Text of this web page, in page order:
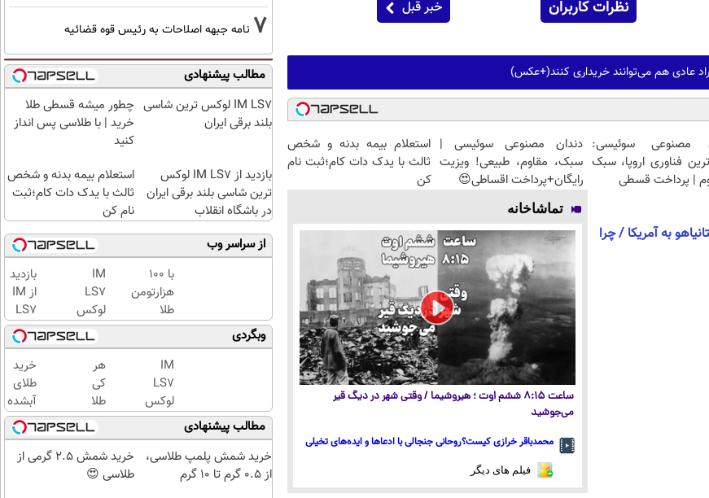
نظرات کاربران خبر قبل
عادی هم می‌توانند خریداری کنند(+عکس)
مصنوعی سوئیسی:
فناوری اروپا، سبک
| پرداخت قسطی
دندان مصنوعی سوئیسی |
سبک، مقاوم، طبیعی! ویزیت
رایگان+پرداخت اقساطی😍
استعلام بیمه بدنه و شخص
ثالث با یدک دات کام؛ثبت نام
کن
به آمریکا / چرا
تماشاخانه
ساعت ۸:۱۵ ششم اوت ؛ هیروشیما / وقتی شهر در دیگ قیر
می‌جوشید
محمدباقر خرازی کیست؟روحانی جنجالی با ادعاها و ایده‌های تخیلی
فیلم های دیگر
7 نامه جبهه اصلاحات به رئیس قوه قضائیه
مطالب پیشنهادی
IM LS7 لوکس ترین شاسی
بلند برقی ایران
چطور میشه قسطی طلا
خرید | با طلاسی پس انداز
کنید
بازدید از IM LS7 لوکس
ترین شاسی بلند برقی ایران
در باشگاه انقلاب
استعلام بیمه بدنه و شخص
ثالث با یدک دات کام؛ثبت
نام کن
از سراسر وب
با ۱۰۰
هزارتومن
طلا
بخرید،
اون هم
قسطی
IM
LS7
لوکس
ترین
شاسی
بلند
برقی
ایران
بازدید
از IM
LS7
لوکس
ترین
شاسی
بلند
برقی
ایران
در
باشگاه
وبگردی
IM
LS7
لوکس
ترین
شاسی
بلند
هر
کی
طلا
داره،
غم
نداره!
😊💎
خرید
طلای
آبشده
حتی با
۱۰۰هزارتومان
مطالب پیشنهادی
خرید شمش پلمپ طلاسی،
از ۰.۵ گرم تا ۱۰ گرم
خرید شمش 2.5 گرمی از
طلاسی 😍